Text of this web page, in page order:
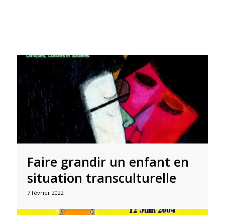
Faire grandir un enfant en
situation transculturelle
7 février 2022